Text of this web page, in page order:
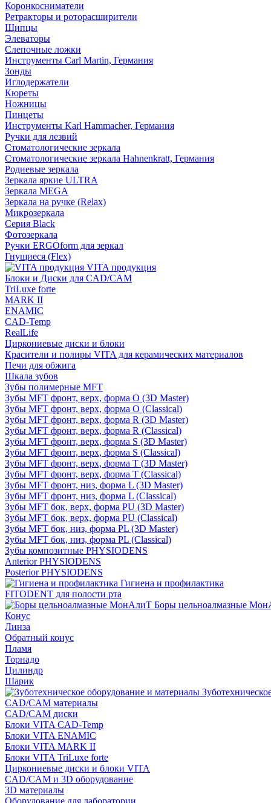
Коронкосниматели
Ретракторы и роторасширители
Щипцы
Элеваторы
Слепочные ложки
Инструменты Carl Martin, Германия
Зонды
Иглодержатели
Кюреты
Ножницы
Пинцеты
Инструменты Karl Hammacher, Германия
Ручки для лезвий
Стоматологические зеркала
Стоматологические зеркала Hahnenkratt, Германия
Родиевые зеркала
Зеркала яркие ULTRA
Зеркала MEGA
Зеркала на ручке (Relax)
Микрозеркала
Серия Black
Фотозеркала
Ручки ERGOform для зеркал
Гнущиеся (Flex)
VITA продукция
Блоки и Диски для CAD/CAM
TriLuxe forte
MARK II
ENAMIC
CAD-Temp
RealLife
Циркониевые диски и блоки
Красители и полиры VITA для керамических материалов
Печи для обжига
Шкала зубов
Зубы полимерные MFT
Зубы MFT фронт, верх, форма O (3D Master)
Зубы MFT фронт, верх, форма O (Classical)
Зубы MFT фронт, верх, форма R (3D Master)
Зубы MFT фронт, верх, форма R (Classical)
Зубы MFT фронт, верх, форма S (3D Master)
Зубы MFT фронт, верх, форма S (Classical)
Зубы MFT фронт, верх, форма T (3D Master)
Зубы MFT фронт, верх, форма T (Classical)
Зубы MFT фронт, низ, форма L (3D Master)
Зубы MFT фронт, низ, форма L (Classical)
Зубы MFT бок, верх, форма PU (3D Master)
Зубы MFT бок, верх, форма PU (Classical)
Зубы MFT бок, низ, форма PL (3D Master)
Зубы MFT бок, низ, форма PL (Classical)
Зубы композитные PHYSIODENS
Anterior PHYSIODENS
Posterior PHYSIODENS
Гигиена и профилактика
FITODENT для полости рта
Боры цельноалмазные
Конус
Линза
Обратный конус
Пламя
Торнадо
Цилиндр
Шарик
CAD/CAM материалы
CAD/CAM диски
Блоки VITA CAD-Temp
Блоки VITA ENAMIC
Блоки VITA MARK II
Блоки VITA TriLuxe forte
Циркониевые диски и блоки VITA
CAD/CAM и 3D оборудование
3D материалы